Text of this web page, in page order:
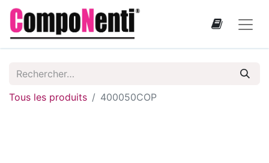
Tous les produits 400050COP